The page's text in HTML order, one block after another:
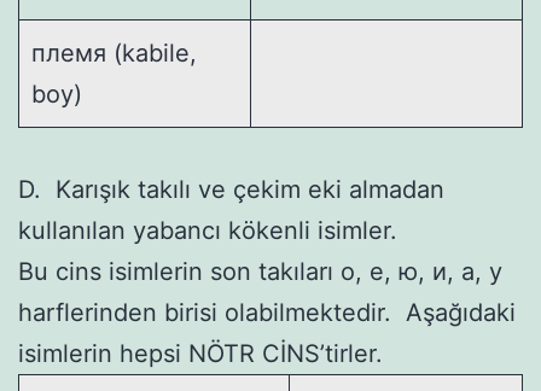
племя (kabile,
boy)
D. Karışık takılı ve çekim eki almadan
kullanılan yabancı kökenli isimler.
Bu cins isimlerin son takıları о, е, ю, и, а, у
harflerinden birisi olabilmektedir. Aşağıdaki
isimlerin hepsi NÖTR CİNS’tirler.